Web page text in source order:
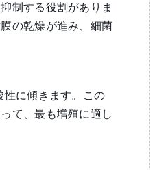
制する役割がありま
の乾燥が進み、細菌
性に傾きます。この
て、最も増殖に適し